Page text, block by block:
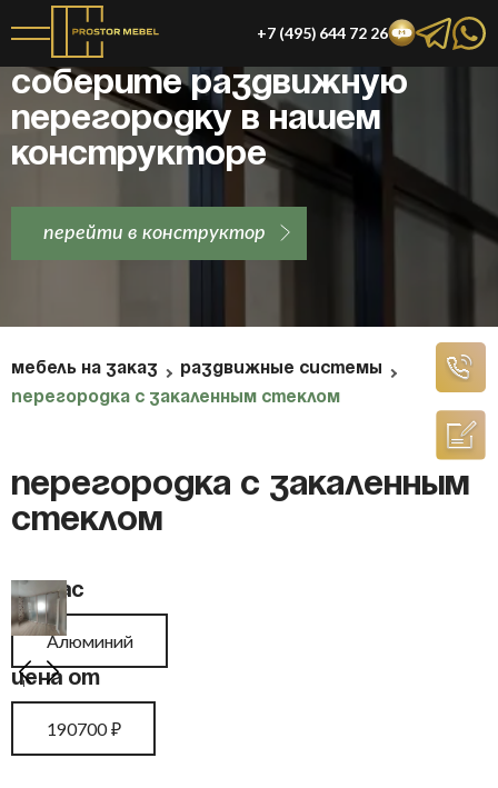
+7 (495) 644 72 26
Соберите раздвижную
перегородку в нашем
конструкторе
перейти в конструктор
МЕБЕЛЬ НА ЗАКАЗ
РАЗДВИЖНЫЕ СИСТЕМЫ
ПЕРЕГОРОДКА С ЗАКАЛЕННЫМ СТЕКЛОМ
Перегородка с закаленным
стеклом
Каркас
Алюминий
Цена от
190700₽